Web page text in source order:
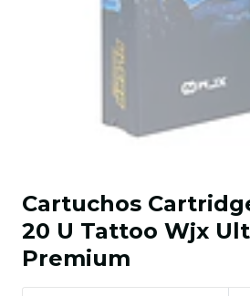
Cartuchos
20 U Tattoo Wjx
Premium